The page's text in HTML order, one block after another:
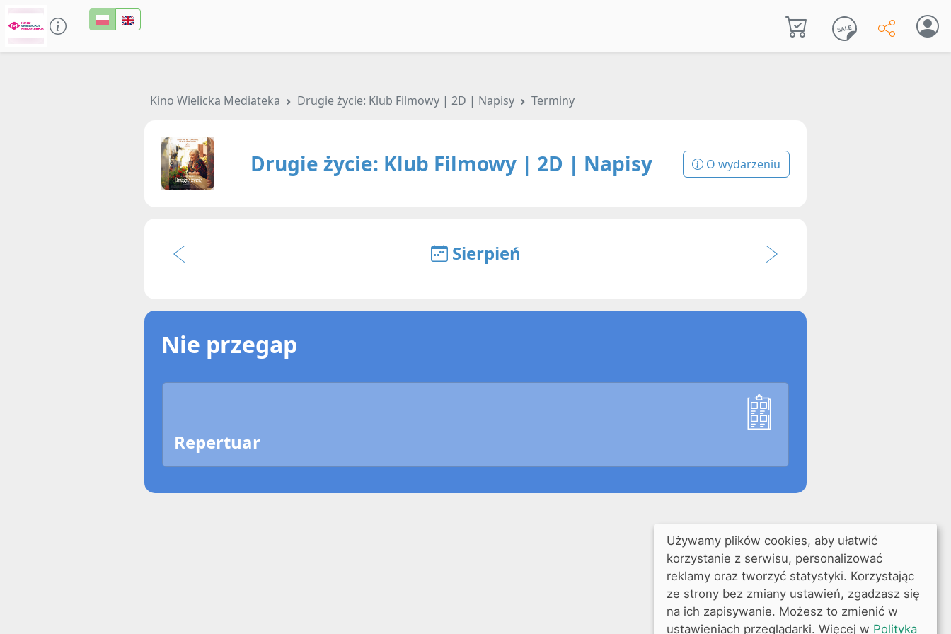
Kino Wielicka Mediateka Drugie życie: Klub Filmowy | 2D | Napisy Terminy
Drugie życie: Klub Filmowy | 2D | Napisy O wydarzeniu
Sierpień
Nie przegap
Repertuar
Używamy plików cookies, aby ułatwić
korzystanie z serwisu, personalizować
reklamy oraz tworzyć statystyki. Korzystając
ze strony bez zmiany ustawień, zgadzasz się
na ich zapisywanie. Możesz to zmienić w
ustawieniach przeglądarki. Więcej w Polityka